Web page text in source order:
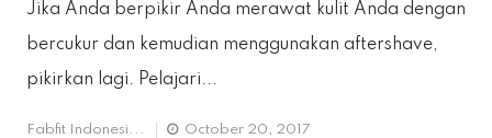
Jika Anda berpikir Anda merawat kulit Anda dengan
bercukur dan kemudian menggunakan aftershave,
pikirkan lagi. Pelajari...
Fabfit Indonesi... October 20, 2017